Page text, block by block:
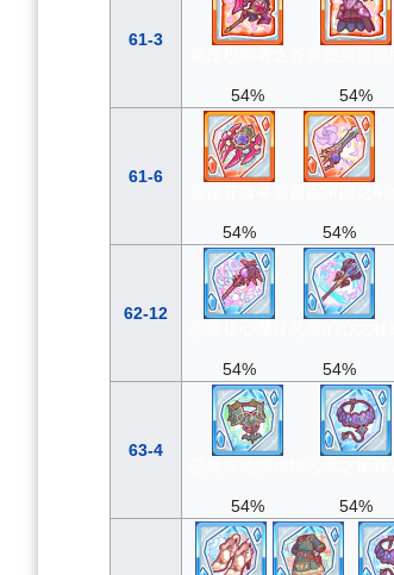
61-3
54% 54%
61-6
54% 54%
62-12
54% 54%
63-4
54% 54%